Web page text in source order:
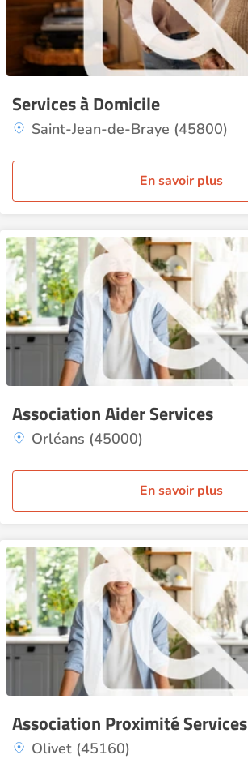
Services à Domicile
Saint-Jean-de-Braye (45800)
En savoir plus
Association Aider Services
Orléans (45000)
En savoir plus
Association Proximité Services
Olivet (45160)